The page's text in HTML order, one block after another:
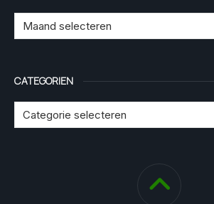
CATEGORIEN